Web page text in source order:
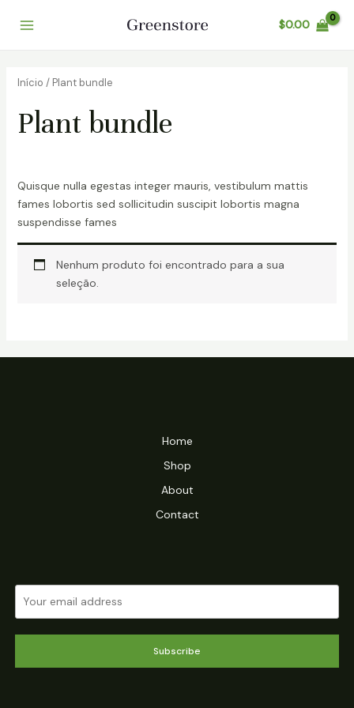
para
$0.00
Início / Plant bundle
Plant bundle
Quisque nulla egestas integer mauris, vestibulum mattis
fames lobortis sed sollicitudin suscipit lobortis magna
suspendisse fames
Nenhum produto foi encontrado para a sua
seleção.
Home
Shop
About
Contact
Subscribe